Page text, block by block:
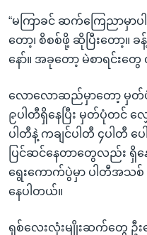
“မကြာခင် ဆက်ကြေညာမှာ
တော့၊ စိစစ်ဖို့ ဆိုပြီးတော့။
နော်။ အခုတော့ မဲစာရင်းတွေ
လောလောဆည်မှာတော့ မှတ်
၉ပါတီရှိနေပြီး မှတ်ပုံတင်
ပါတီနဲ့ ကချင်ပါတီ ၄ပါတီ ပ
ပြင်ဆင်နေတာတွေလည်း ရှိန
ရွေးကောက်ပွဲမှာ ပါတီအသ
နေပါတယ်။
ရှစ်လေးလုံးမျိုးဆက်တွေ ဦ